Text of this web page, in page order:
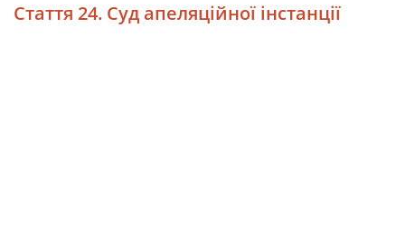
Стаття 24. Суд апеляційної інстанції